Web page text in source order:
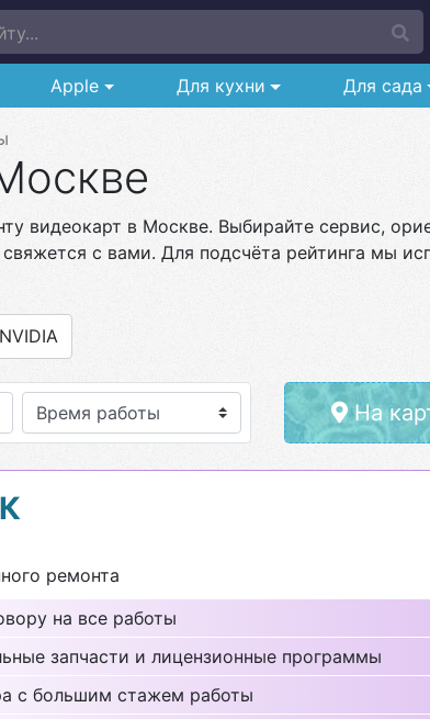
Apple Для кухни Для сада
видеокарт в Москве. Выбирайте сервис,
с вами. Для подсчёта рейтинга мы
NVIDIA
На
ремонта
на все работы
запчасти и лицензионные программы
с большим стажем работы